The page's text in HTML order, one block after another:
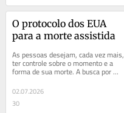
O protocolo dos EUA
para a morte assistida
As pessoas desejam, cada vez mais,
ter controle sobre o momento e a
forma de sua morte. A busca por
registrada entre quem...
02.07.2026
30